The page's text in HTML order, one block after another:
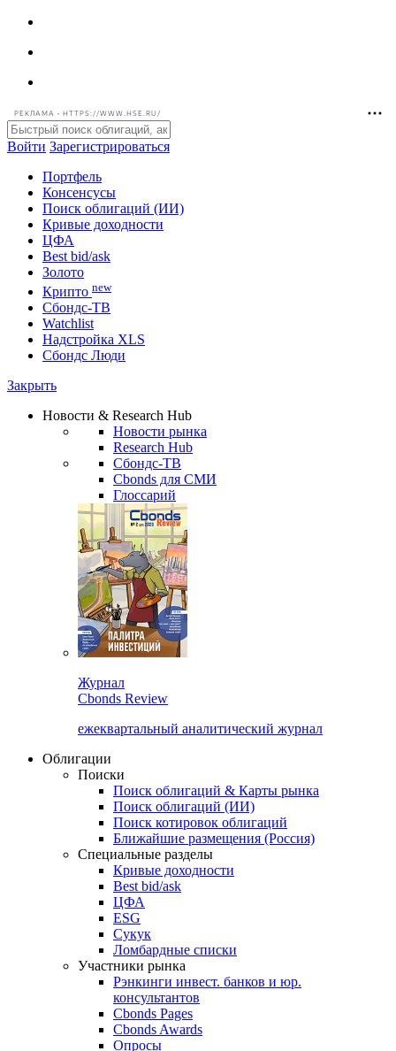
РЕКЛАМА • HTTPS://WWW.HSE.RU/
Войти Зарегистрироваться
Портфель
Консенсусы
Поиск облигаций (ИИ)
Кривые доходности
ЦФА
Best bid/ask
Золото
Крипто new
Watchlist
Сбондс Люди
Новости & Research Hub
Новости рынка
Research Hub
Сбондс-ТВ
Cbonds для СМИ
Глоссарий
Cbonds Review
ежеквартальный аналитический журнал
Облигации
Поиски
Поиск облигаций & Карты рынка
Поиск облигаций (ИИ)
Поиск котировок облигаций
Ближайшие размещения (Россия)
Специальные разделы
Кривые доходности
Best bid/ask
ЦФА
ESG
Сукук
Ломбардные списки
Участники рынка
Рэнкинги инвест. банков и юр.